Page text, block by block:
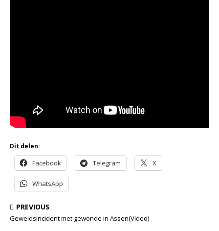
Dit delen:
Facebook Telegram X
WhatsApp
PREVIOUS
Geweldsincident met gewonde in Assen(Video)